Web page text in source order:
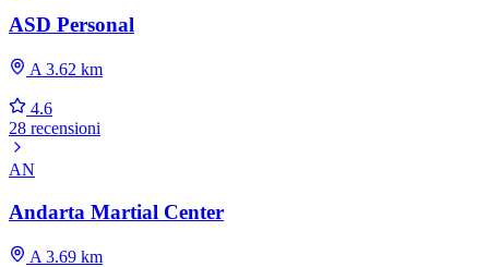
ASD Personal
A 3.62 km
4.6
28 recensioni
AN
Andarta Martial Center
A 3.69 km